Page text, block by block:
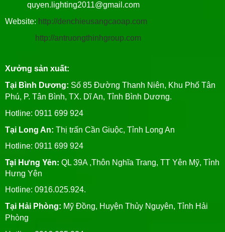
quyen.lighting2011@gmail.com
Website: http://denchieusangcaoap.com
http://antruongthinhgroup.com
Xưởng sản xuất:
Tại Bình Dương: Số 85 Đường Thanh Niên, Khu Phố Tân
Phú, P. Tân Bình, TX. Dĩ An, Tỉnh Bình Dương.
Hotline: 0911 699 924
Tại Long An: Thị trấn Cần Giuộc, Tỉnh Long An
Hotline: 0911 699 924
Tại Hưng Yên: QL 39A ,Thôn Nghĩa Trang, TT Yên Mỹ, Tỉnh
Hưng Yên
Hotline: 0916.025.924.
Tại Hải Phòng: Mỹ Đồng, Huyện Thủy Nguyên, Tỉnh Hải
Phòng